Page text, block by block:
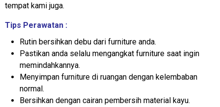
tempat kami juga.
Tips Perawatan :
Rutin bersihkan debu dari furniture anda.
Pastikan anda selalu mengangkat furniture saat ingin
memindahkannya.
Menyimpan furniture di ruangan dengan kelembaban
normal.
Bersihkan dengan cairan pembersih material kayu.